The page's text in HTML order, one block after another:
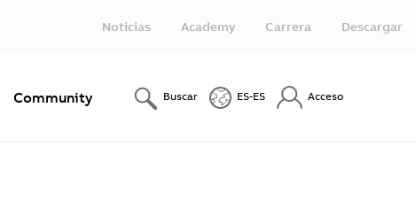
Noticias Academy Carrera Descargar
Community Buscar ES-ES Acceso